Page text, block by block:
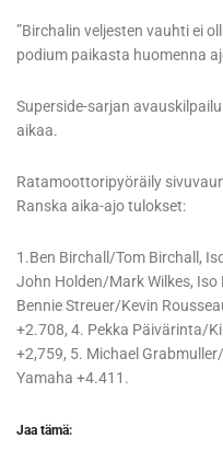
”Birchalin veljesten vauhti ei
podium paikasta huomenna
Superside-sarjan
aikaa.
Ratamoottoripyöräily
Ranska aika-ajo tulokset:
1.Ben Birchall/Tom Birchall,
John Holden/Mark Wilkes, Iso
Bennie Streuer/Kevin
+2.708, 4. Pekka Päivärinta/
+2,759, 5. Michael
Yamaha +4.411.
Jaa tämä: